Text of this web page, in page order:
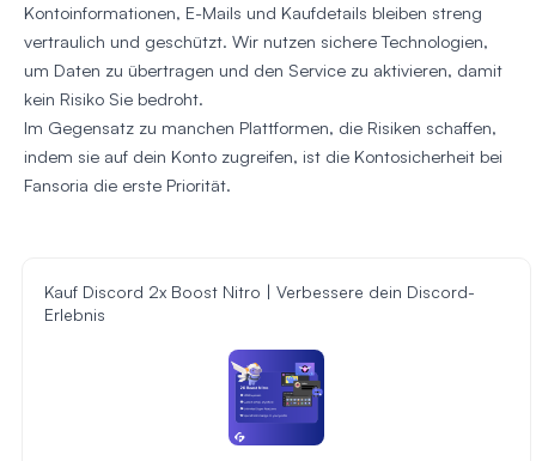
Kontoinformationen, E-Mails und Kaufdetails bleiben streng
vertraulich und geschützt. Wir nutzen sichere Technologien,
um Daten zu übertragen und den Service zu aktivieren, damit
kein Risiko Sie bedroht.
Im Gegensatz zu manchen Plattformen, die Risiken schaffen,
indem sie auf dein Konto zugreifen, ist die Kontosicherheit bei
Fansoria die erste Priorität.
Kauf Discord 2x Boost Nitro | Verbessere dein Discord-
Erlebnis